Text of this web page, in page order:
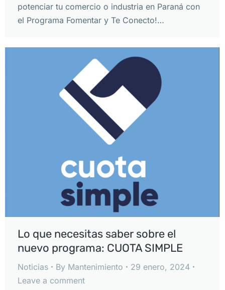
potenciar tu comercio o industria en Paraná con
el Programa Fomentar y Te Conecto!…
Lo que necesitas saber sobre el
nuevo programa: CUOTA SIMPLE
Noticias By Mantenimiento
29 enero, 2024
Leave a comment